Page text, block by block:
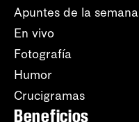
Apuntes de la semana
En vivo
Fotografía
Humor
Crucigramas
Beneficios